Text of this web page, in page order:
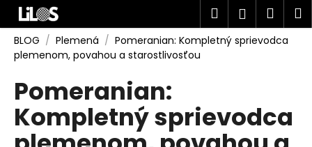
Prejsť
obsah
Hľadať
košík
BLOG / Plemená / Pomeranian: Kompletný sprievodca
plemenom, povahou a starostlivosťou
Pomeranian:
Kompletný sprievodca
o Späť
Späť
o
p
o